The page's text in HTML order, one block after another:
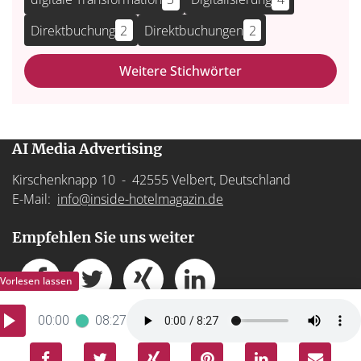
00:00 08:27
Direktbuchung 2 Direktbuchungen 2
Weitere Stichwörter
AI Media Advertising
Kirschenknapp 10 - 42555 Velbert, Deutschland
E-Mail: info@inside-hotelmagazin.de
Empfehlen Sie uns weiter
Impressum